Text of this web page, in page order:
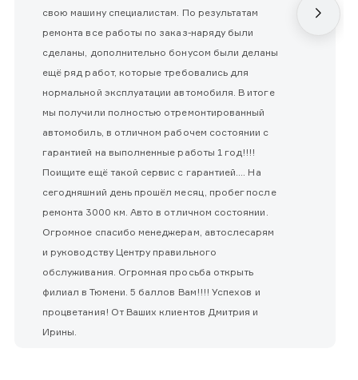
свою машину специалистам. По результатам
ремонта все работы по заказ-наряду были
сделаны, дополнительно бонусом были деланы
ещё ряд работ, которые требовались для
нормальной эксплуатации автомобиля. В итоге
мы получили полностью отремонтированный
автомобиль, в отличном рабочем состоянии с
гарантией на выполненные работы 1 год!!!!
Поищите ещё такой сервис с гарантией.... На
сегодняшний день прошёл месяц, пробег после
ремонта 3000 км. Авто в отличном состоянии.
Огромное спасибо менеджерам, автослесарям
и руководству Центру правильного
обслуживания. Огромная просьба открыть
филиал в Тюмени. 5 баллов Вам!!!! Успехов и
процветания! От Ваших клиентов Дмитрия и
Ирины.